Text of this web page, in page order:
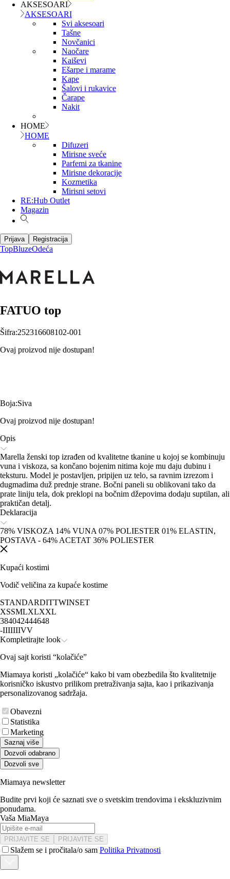
AKSESOARI
AKSESOARI
Svi aksesoari
Tašne
Novčanici
Naočare
Kaiševi
Ešarpe i marame
Kape
Šalovi i rukavice
Čarape
Nakit
HOME
HOME
Difuzeri
Mirisne sveće
Parfemi za tkanine
Mirisne dekoracije
Kozmetika
Mirisni setovi
RE:Hub Outlet
Magazin
Prijava Registracija
TopBluzeOdeća
FATUO top
Šifra:252316608102-001
Ovaj proizvod nije dostupan!
Boja:Siva
Ovaj proizvod nije dostupan!
Opis
Marella ženski top izrađen od kvalitetne tkanine u kojoj se kombinuju
vuna i viskoza, sa končano bojenim nitima koje mu daju dubinu i
teksturu. Model je postavljen, pripijen uz telo, sa ravnim izrezom i
dugmadima duž prednje strane. Bočni paneli su oblikovani tako da
prate liniju tela, dok preklopi na bočnim džepovima dodaju suptilan, ali
praktičan detalj.
Deklaracija
78% VISKOZA 14% VUNA 07% POLIESTER 01% ELASTIN,
POSTAVA - 64% ACETAT 36% POLIESTER
Kupaći kostimi
Vodič veličina za kupaće kostime
STANDARDITTWINSET
XSSMLXLXXL
384042444648
-IIIIIIIVV
Kompletirajte look
Ovaj sajt koristi “kolačiće”
Miamaya koristi „kolačiće“ kako bi vam obezbedila što kvalitetnije
korisničko iskustvo prilikom pretraživanja sajta, kao i prikazivanja
personalizovanog sadržaja.
Obavezni
Statistika
Marketing
Saznaj više
Dozvoli odabrano
Dozvoli sve
Miamaya newsletter
Budite prvi koji će saznati sve o svetskim trendovima i ekskluzivnim
ponudama.
Vaša MiaMaya
PRIJAVITE SE PRIJAVITE SE
Slažem se i pročitala/o sam Politika Privatnosti